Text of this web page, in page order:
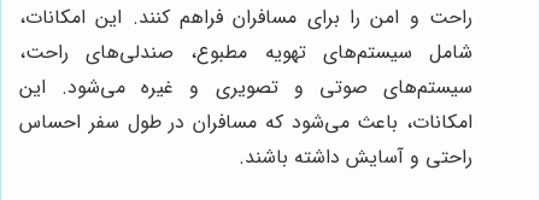
راحت و امن را برای مسافران فراهم کنند. این امکانات،
شامل سیستم‌های تهویه مطبوع، صندلی‌های راحت،
سیستم‌های صوتی و تصویری و غیره می‌شود. این
امکانات، باعث می‌شود که مسافران در طول سفر احساس
راحتی و آسایش داشته باشند.